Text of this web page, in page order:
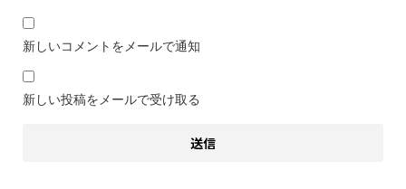
新しいコメントをメールで通知
新しい投稿をメールで受け取る